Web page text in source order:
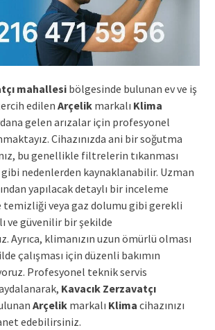
mahallesibölgesinde bulunan ev ve iş
edilen Arçelikmarkalı Klima
gelen arızalar için profesyonel
Cihazınızda ani bir soğutma
bu genellikle filtrelerin tıkanması
gibi nedenlerden kaynaklanabilir. Uzman
yapılacak detaylı bir inceleme
temizliği veya gaz dolumu gibi gerekli
ve güvenilir bir şekilde
Ayrıca, klimanızın uzun ömürlü olması
çalışması için düzenli bakımın
Profesyonel teknik servis
Kavacık Zerzavatçı
Arçelikmarkalı Klima cihazınızı
edebilirsiniz.